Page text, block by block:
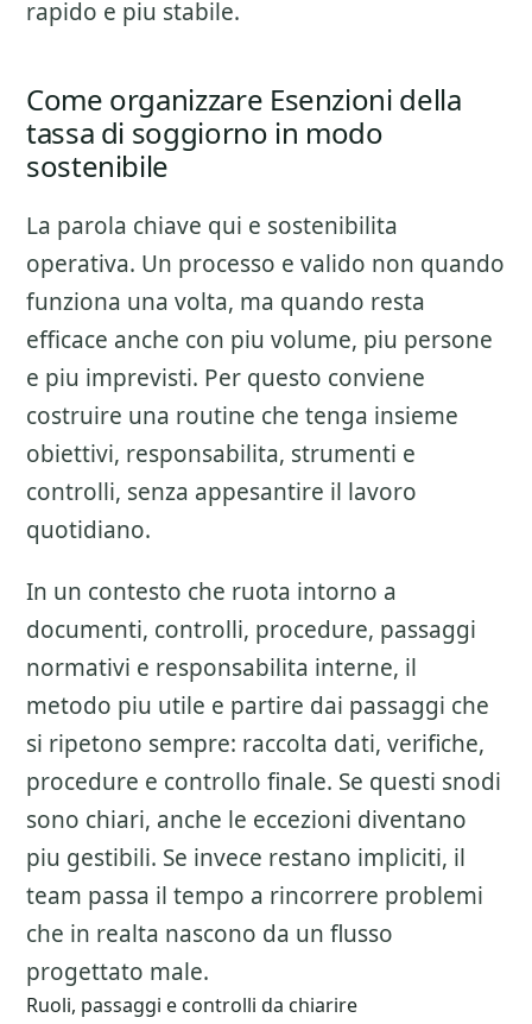
rapido e piu stabile.
Come organizzare Esenzioni della
tassa di soggiorno in modo
sostenibile
La parola chiave qui e sostenibilita
operativa. Un processo e valido non quando
funziona una volta, ma quando resta
efficace anche con piu volume, piu persone
e piu imprevisti. Per questo conviene
costruire una routine che tenga insieme
obiettivi, responsabilita, strumenti e
controlli, senza appesantire il lavoro
quotidiano.
In un contesto che ruota intorno a
documenti, controlli, procedure, passaggi
normativi e responsabilita interne, il
metodo piu utile e partire dai passaggi che
si ripetono sempre: raccolta dati, verifiche,
procedure e controllo finale. Se questi snodi
sono chiari, anche le eccezioni diventano
piu gestibili. Se invece restano impliciti, il
team passa il tempo a rincorrere problemi
che in realta nascono da un flusso
progettato male.
Ruoli, passaggi e controlli da chiarire